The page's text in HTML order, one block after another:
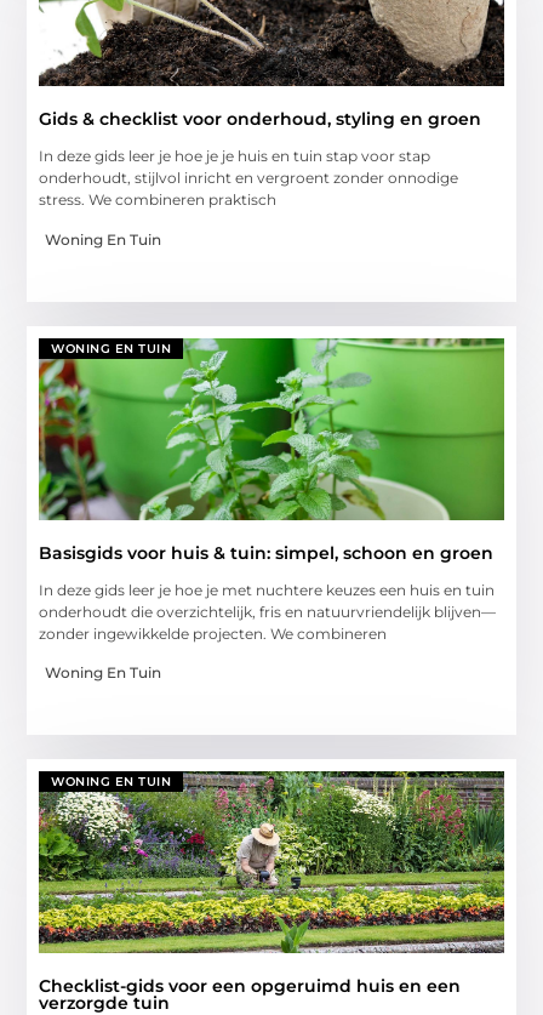
Gids & checklist voor onderhoud, styling en groen
In deze gids leer je hoe je je huis en tuin stap voor stap
onderhoudt, stijlvol inricht en vergroent zonder onnodige
stress. We combineren praktisch
Woning En Tuin
WONING EN TUIN
Basisgids voor huis & tuin: simpel, schoon en groen
In deze gids leer je hoe je met nuchtere keuzes een huis en tuin
onderhoudt die overzichtelijk, fris en natuurvriendelijk blijven—
zonder ingewikkelde projecten. We combineren
Woning En Tuin
WONING EN TUIN
Checklist-gids voor een opgeruimd huis en een
verzorgde tuin